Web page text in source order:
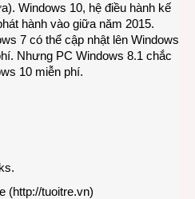
Windows 10, hệ điều hành kế
hành vào giữa năm 2015.
7 có thể cập nhật lên Windows
Nhưng PC Windows 8.1 chắc
10 miễn phí.
(http://tuoitre.vn)